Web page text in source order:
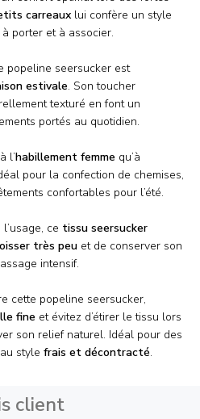
carreauxlui confère un style
porter et à associer.
popeline seersucker est
estivale. Son toucher
texturé en font un
portés au quotidien.
l’habillement femme qu’à
pour la confection de chemises,
confortables pour l’été.
ce tissu seersucker
très peu et de conserver son
intensif.
cette popeline seersucker,
fine et évitez d’étirer le tissu lors
son relief naturel. Idéal pour des
au style frais et décontracté.
client